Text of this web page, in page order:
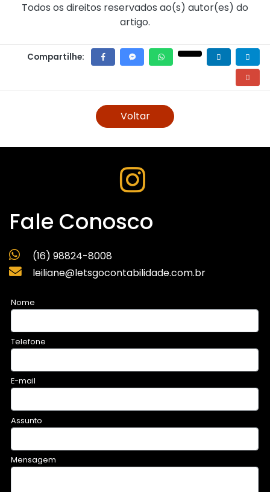
Todos os direitos reservados ao(s) autor(es) do
artigo.
Compartilhe:
Voltar
Fale Conosco
(16) 98824-8008
leiliane@letsgocontabilidade.com.br
Nome
Telefone
E-mail
Assunto
Mensagem